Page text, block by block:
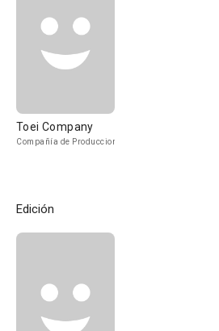
Toei Company
Compañía de Produccion
Edición